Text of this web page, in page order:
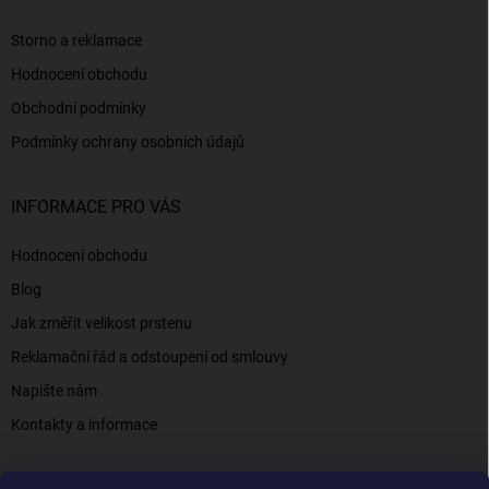
Storno a reklamace
Hodnocení obchodu
Obchodní podmínky
Podmínky ochrany osobních údajů
INFORMACE PRO VÁS
Hodnocení obchodu
Blog
Jak změřit velikost prstenu
Reklamační řád a odstoupení od smlouvy
Napište nám
Kontakty a informace